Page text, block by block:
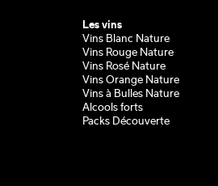
Les vins
Vins Blanc Nature
Vins Rouge Nature
Vins Rosé Nature
Vins Orange Nature
Vins à Bulles Nature
Alcools forts
Packs Découverte